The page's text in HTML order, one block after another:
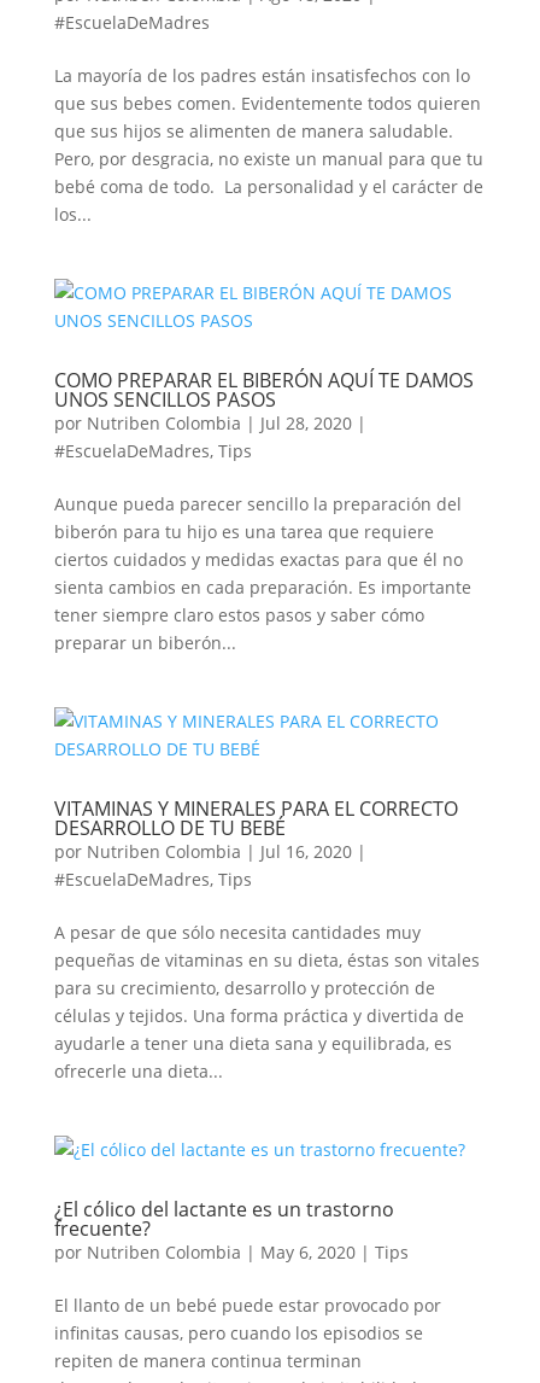
#EscuelaDeMadres
La mayoría de los padres están insatisfechos con lo
que sus bebes comen. Evidentemente todos quieren
que sus hijos se alimenten de manera saludable.
Pero, por desgracia, no existe un manual para que tu
bebé coma de todo. La personalidad y el carácter de
los...
COMO PREPARAR EL BIBERÓN AQUÍ TE DAMOS
UNOS SENCILLOS PASOS
por Nutriben Colombia | Jul 28, 2020|
#EscuelaDeMadres, Tips
Aunque pueda parecer sencillo la preparación del
biberón para tu hijo es una tarea que requiere
ciertos cuidados y medidas exactas para que él no
sienta cambios en cada preparación. Es importante
tener siempre claro estos pasos y saber cómo
preparar un biberón...
VITAMINAS Y MINERALES PARA EL CORRECTO
DESARROLLO DE TU BEBÉ
por Nutriben Colombia | Jul 16, 2020|
#EscuelaDeMadres, Tips
A pesar de que sólo necesita cantidades muy
pequeñas de vitaminas en su dieta, éstas son vitales
para su crecimiento, desarrollo y protección de
células y tejidos. Una forma práctica y divertida de
ayudarle a tener una dieta sana y equilibrada, es
ofrecerle una dieta...
¿El cólico del lactante es un trastorno
frecuente?
por Nutriben Colombia | May 6, 2020| Tips
El llanto de un bebé puede estar provocado por
infinitas causas, pero cuando los episodios se
repiten de manera continua terminan